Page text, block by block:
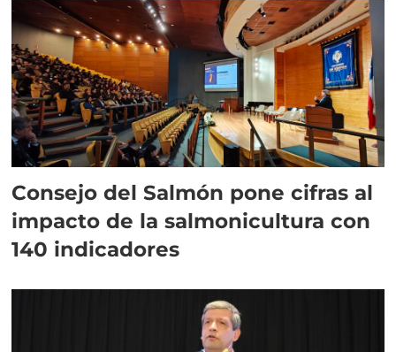
Consejo del Salmón pone cifras al
impacto de la salmonicultura con
140 indicadores